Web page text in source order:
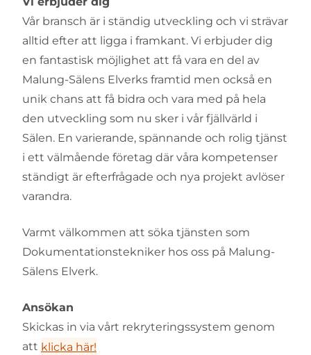
Vår bransch är i ständig utveckling och vi strävar
alltid efter att ligga i framkant. Vi erbjuder dig
en fantastisk möjlighet att få vara en del av
Malung-Sälens Elverks framtid men också en
unik chans att få bidra och vara med på hela
den utveckling som nu sker i vår fjällvärld i
Sälen. En varierande, spännande och rolig tjänst
i ett välmående företag där våra kompetenser
ständigt är efterfrågade och nya projekt avlöser
varandra.
Varmt välkommen att söka tjänsten som
Dokumentationstekniker hos oss på Malung-
Sälens Elverk.
Ansökan
Skickas in via vårt rekryteringssystem genom
att klicka här!